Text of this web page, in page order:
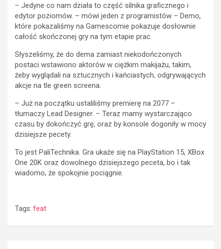
– Jedyne co nam działa to część silnika graficznego i
edytor poziomów. – mówi jeden z programistów – Demo,
które pokazaliśmy na Gamescomie pokazuje dosłownie
całość skończonej gry na tym etapie prac.
Słyszeliśmy, że do dema zamiast niekodończonych
postaci wstawiono aktorów w ciężkim makijażu, takim,
żeby wyglądali na sztucznych i kańciastych, odgrywających
akcje na tle green screena.
– Już na początku ustaliliśmy premierę na 2077 –
tłumaczy Lead Designer. – Teraz mamy wystarczająco
czasu by dokończyć grę, oraz by konsole dogoniły w mocy
dzisiejsze pecety.
To jest PaliTechnika. Gra ukaże się na PlayStation 15, XBox
One 20K oraz dowolnego dzisiejszego peceta, bo i tak
wiadomo, że spokojnie pociągnie.
Tags: feat